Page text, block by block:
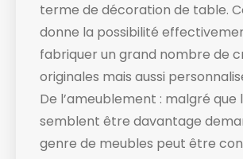
terme de décoration de table.
donne la possibilité
fabriquer un grand nombre de
originales mais aussi
De l’ameublement : malgré que
semblent être davantage
genre de meubles peut être